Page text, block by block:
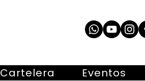
Cartelera Eventos